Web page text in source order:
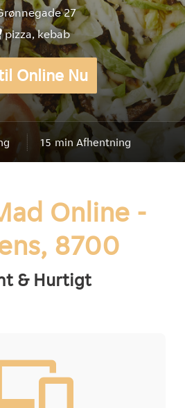
27
pizza, kebab
Online Nu
15 min Afhentning
Online -
8700
& Hurtigt